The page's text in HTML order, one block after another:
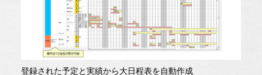
登録された予定と実績から大日程表を自動作成